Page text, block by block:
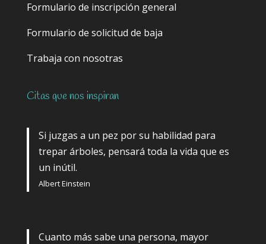
Formulario de inscripción general
Formulario de solicitud de baja
Trabaja con nosotras
Citas que nos inspiran
Si juzgas a un pez por su habilidad para
trepar árboles, pensará toda la vida que es
un inútil.
Albert Einstein
Cuanto más sabe una persona, mayor